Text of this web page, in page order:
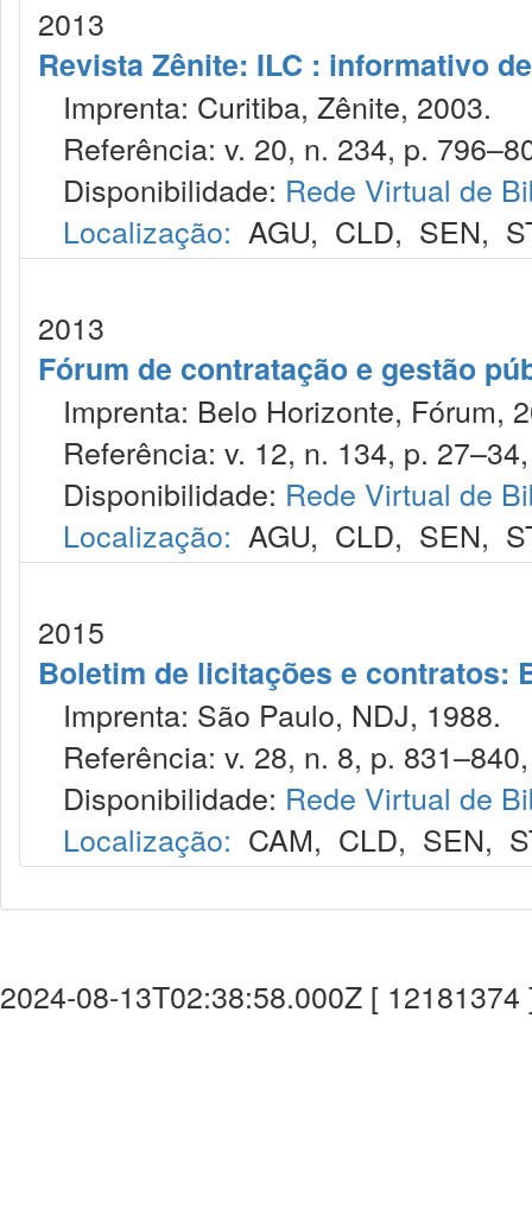
2013
Revista Zênite: ILC : informativo
Imprenta: Curitiba, Zênite, 2003.
Referência: v. 20, n. 234, p.
Disponibilidade: Rede Virtual de
Localização: AGU, CLD, SEN,
2013
Fórum de contratação e gestão
Imprenta: Belo Horizonte, Fórum,
Referência: v. 12, n. 134, p.
Disponibilidade: Rede Virtual de
Localização: AGU, CLD, SEN,
2015
Boletim de licitações e contratos:
Imprenta: São Paulo, NDJ, 1988.
Referência: v. 28, n. 8, p.
Disponibilidade: Rede Virtual de
Localização: CAM, CLD, SEN,
2024-08-13T02:38:58.000Z [ 12181374